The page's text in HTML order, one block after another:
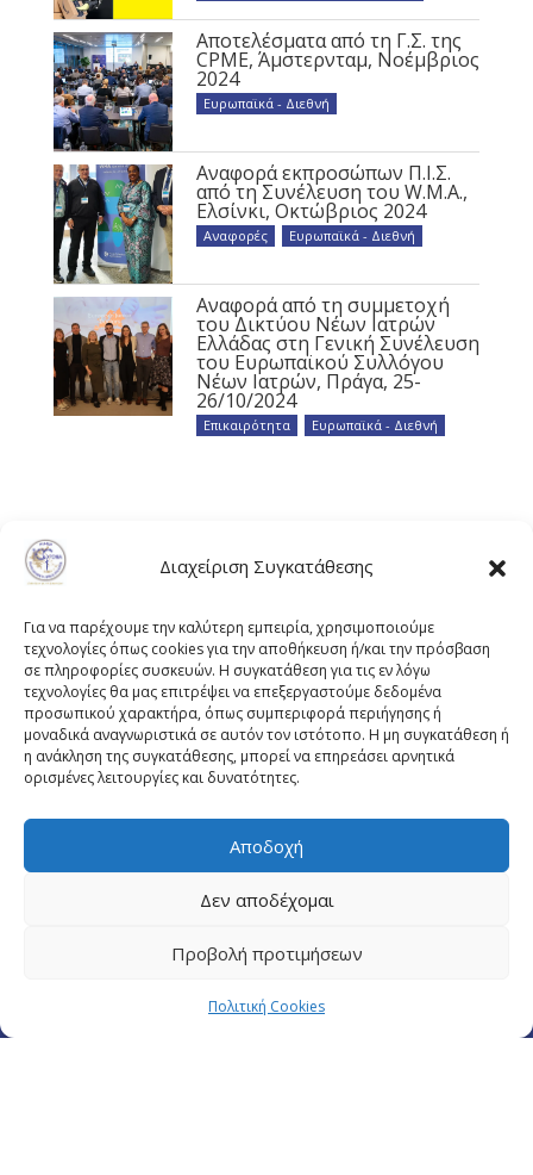
Διαχείριση Συγκατάθεσης
Για να παρέχουμε την καλύτερη εμπειρία, χρησιμοποιούμε
τεχνολογίες όπως cookies για την αποθήκευση ή/και την πρόσβαση
σε πληροφορίες συσκευών. Η συγκατάθεση για τις εν λόγω
τεχνολογίες θα μας επιτρέψει να επεξεργαστούμε δεδομένα
προσωπικού χαρακτήρα, όπως συμπεριφορά περιήγησης ή
μοναδικά αναγνωριστικά σε αυτόν τον ιστότοπο. Η μη συγκατάθεση ή
η ανάκληση της συγκατάθεσης, μπορεί να επηρεάσει αρνητικά
ορισμένες λειτουργίες και δυνατότητες.
Αποδοχή
Δεν αποδέχομαι
Προβολή προτιμήσεων
Πολιτική Cookies
Αποτελέσματα από τη Γ.Σ. της
CPME, Άμστερνταμ, Νοέμβριος
2024
Ευρωπαϊκά - Διεθνή
Αναφορά εκπροσώπων Π.Ι.Σ.
από τη Συνέλευση του W.M.A.,
Ελσίνκι, Οκτώβριος 2024
Αναφορές Ευρωπαϊκά - Διεθνή
Αναφορά από τη συμμετοχή
του Δικτύου Νέων Ιατρών
Ελλάδας στη Γενική Συνέλευση
του Ευρωπαϊκού Συλλόγου
Νέων Ιατρών, Πράγα, 25-
26/10/2024
Επικαιρότητα Ευρωπαϊκά - Διεθνή
Πλουτάρχου 3, 10675 Αθήνα
Email επικοινωνίας:pisinfo@pis.gr